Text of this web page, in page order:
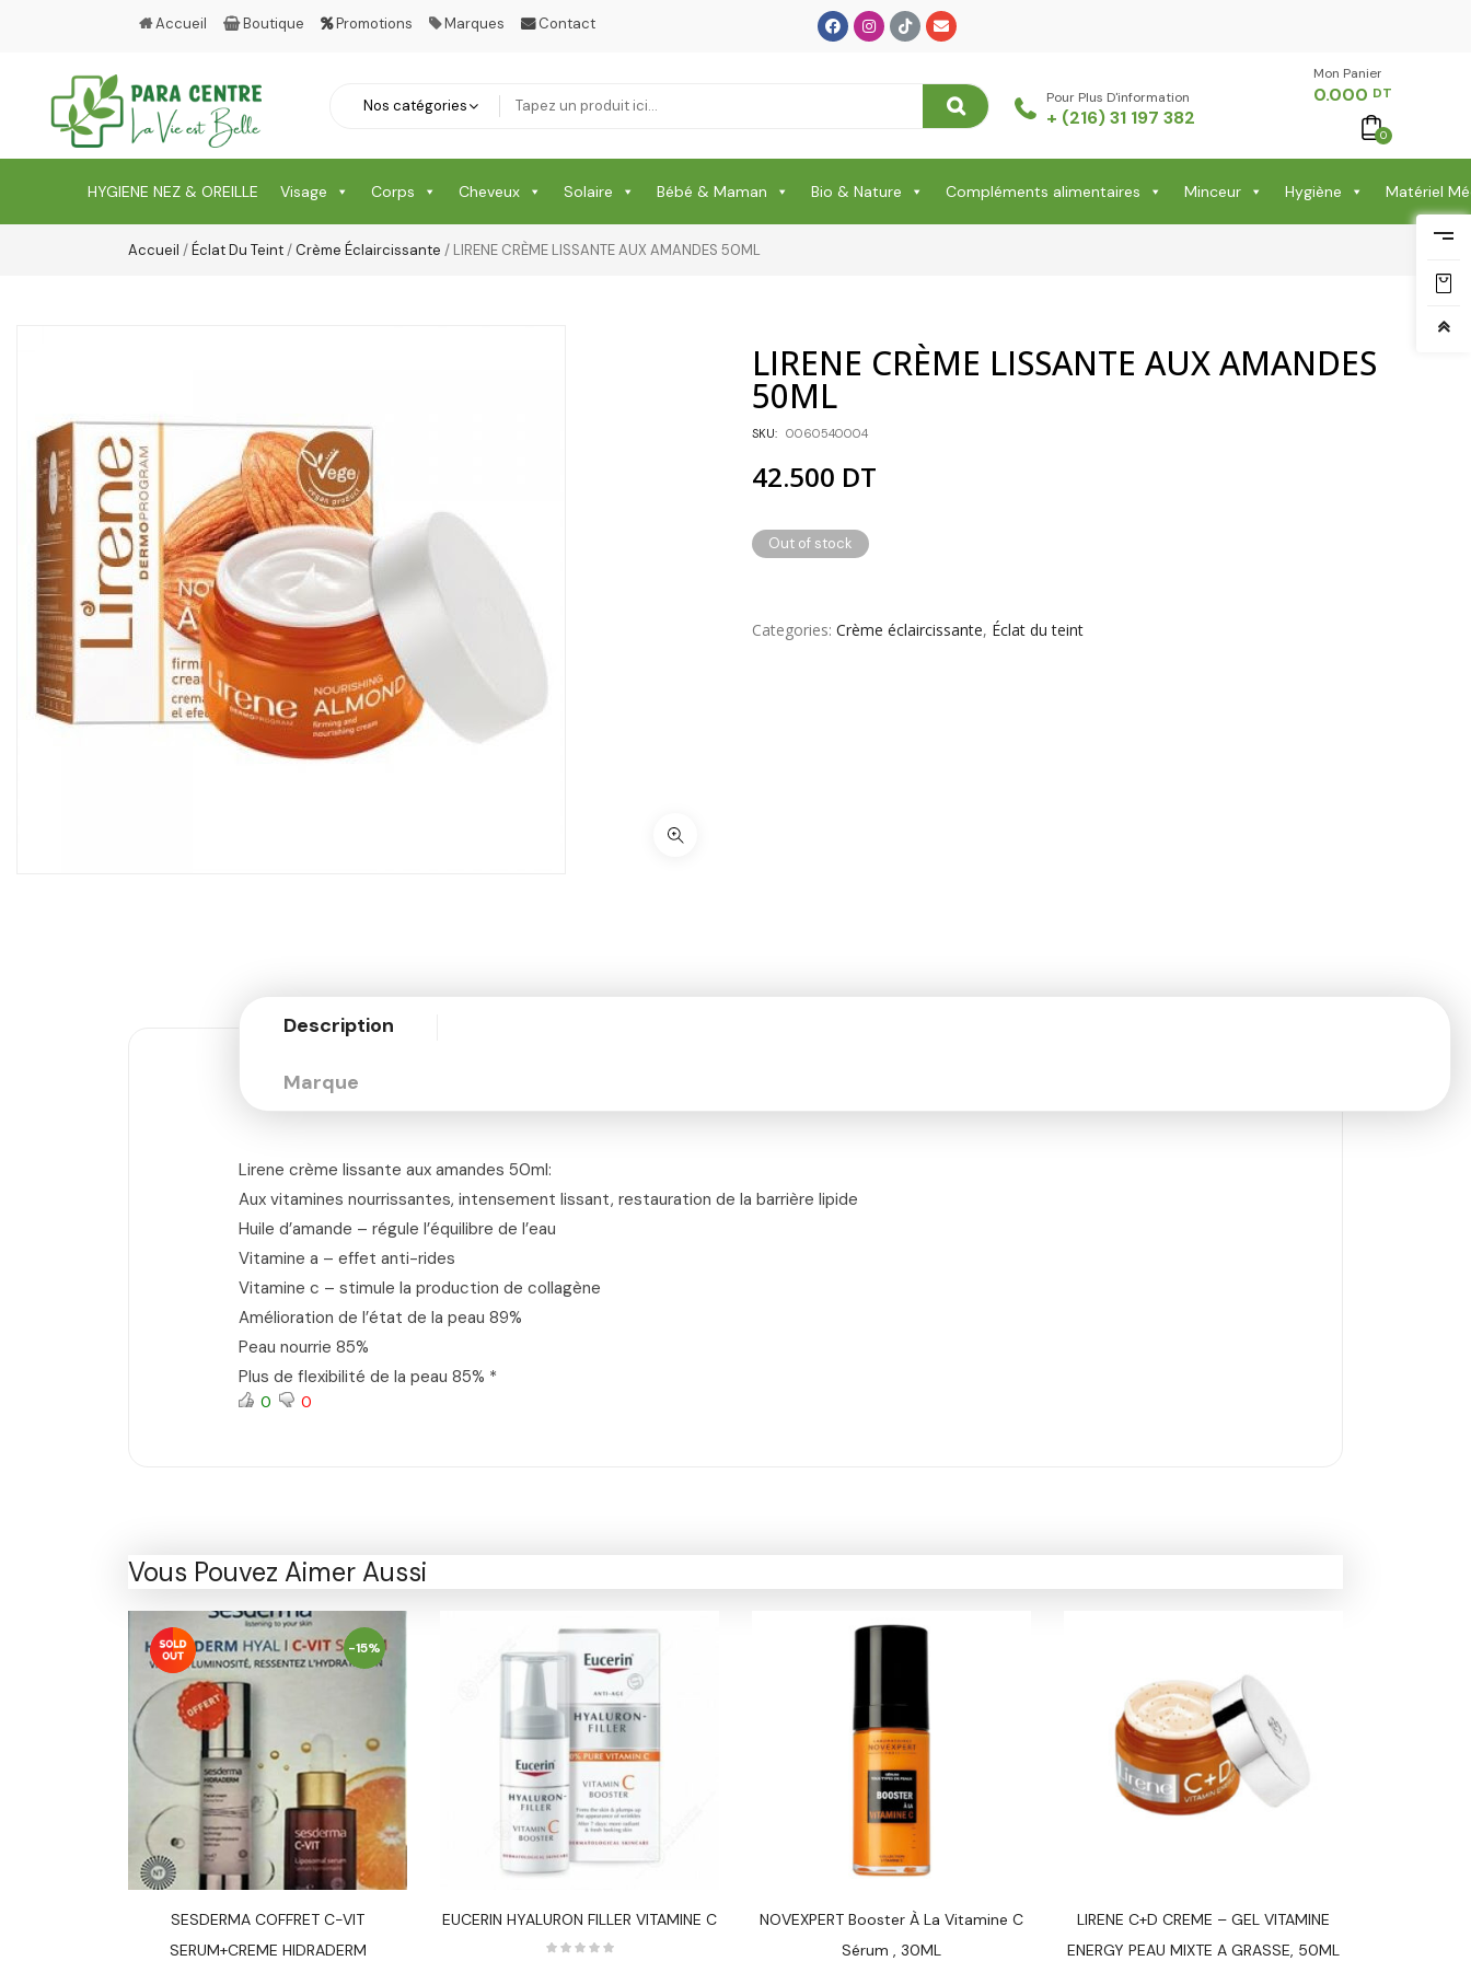
Accueil Boutique Promotions Marques Contact
Pour Plus D'information
+ (216) 31 197 382
Mon Panier -
0.000 DT
0
HYGIENE NEZ & OREILLE Visage Corps Cheveux Solaire Bébé & Maman Bio & Nature Compléments alimentaires Minceur Hygiène Matériel
Accueil /Éclat Du Teint/Crème Éclaircissante / LIRENE CRÈME LISSANTE AUX AMANDES 50ML
LIRENE CRÈME LISSANTE AUX AMANDES
50ML
SKU: 0060540004
42.500 DT
Out of stock
Categories Crème éclaircissante, Éclat du teint
Description
Marque
Lirene crème lissante aux amandes 50ml:
Aux vitamines nourrissantes, intensement lissant, restauration de la barrière lipide
Huile d’amande – régule l’équilibre de l’eau
Vitamine a – effet anti-rides
Vitamine c – stimule la production de collagène
Amélioration de l’état de la peau 89%
Peau nourrie 85%
Plus de flexibilité de la peau 85% *
0 0
Vous Pouvez Aimer Aussi
-15%
SESDERMA COFFRET C-VIT
SERUM+CREME HIDRADERM
EUCERIN HYALURON FILLER VITAMINE C
NOVEXPERT Booster À La Vitamine C
Sérum , 30ML
LIRENE C+D CREME – GEL VITAMINE
ENERGY PEAU MIXTE A GRASSE, 50ML
SANTE
Shampooing & Masque & Aprés Shampooing
Soin Cicatrisante
SOIN DE CORPS